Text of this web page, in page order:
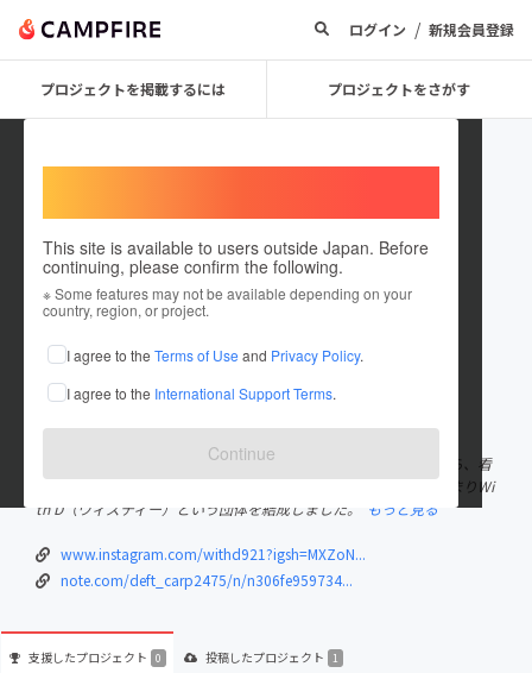
ログイン / 新規会員登録
プロジェクトを掲載するには プロジェクトをさがす
This site is available to users outside Japan. Before
continuing, please confirm the following.
※ Some features may not be available depending on your
country, region, or project.
I agree to the Terms of Use and Privacy Policy.
I agree to the International Support Terms.
Continue
WithD(ｳｨｽﾞﾃﾞｨｰ)
これまでに1件のプロジェクトを投稿しています
在住国：日本 現在地：未設定
出身国：日本 出身地：未設定
認知症とともに生きていく優しい世界の実現したいという願いから、看
護師・介護士といった医療従事者という２つの面を持つ３人が集まりWi
th D（ウィズディー）という団体を結成しました。
もっと見る
www.instagram.com/withd921?igsh=MXZoN...
note.com/deft_carp2475/n/n306fe959734...
支援したプロジェクト 0 投稿したプロジェクト 1